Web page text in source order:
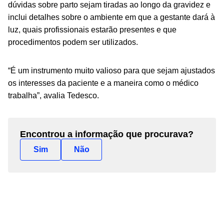
dúvidas sobre parto sejam tiradas ao longo da gravidez e
inclui detalhes sobre o ambiente em que a gestante dará à
luz, quais profissionais estarão presentes e que
procedimentos podem ser utilizados.
“É um instrumento muito valioso para que sejam ajustados
os interesses da paciente e a maneira como o médico
trabalha”, avalia Tedesco.
Encontrou a informação que procurava?
Sim Não